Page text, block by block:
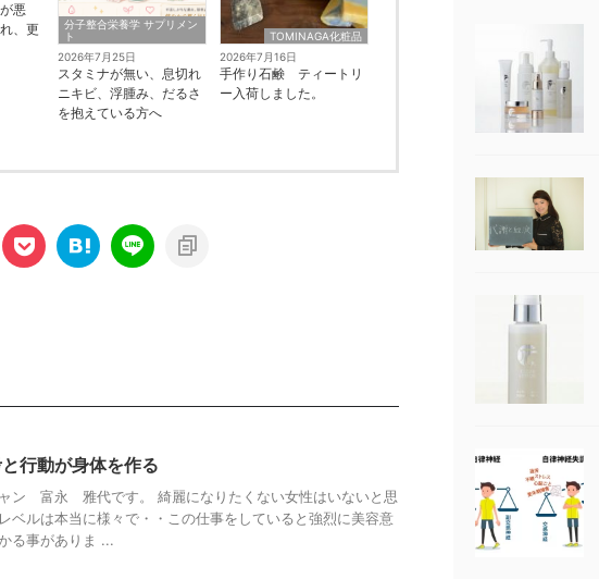
悪
、更
分子整合栄養学 サプリメン
ト
2026年7月25日
スタミナが無い、息切れ
ニキビ、浮腫み、だるさ
を抱えている方へ
TOMINAGA化粧品
2026年7月16日
手作り石鹸 ティートリ
ー入荷しました。
行動が身体を作る
ン 富永 雅代です。 綺麗になりたくない女性はいないと思
ベルは本当に様々で・・この仕事をしていると強烈に美容意
る事がありま ...